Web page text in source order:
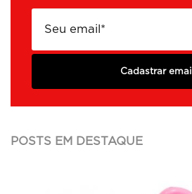
Cadastrar email
POSTS EM DESTAQUE